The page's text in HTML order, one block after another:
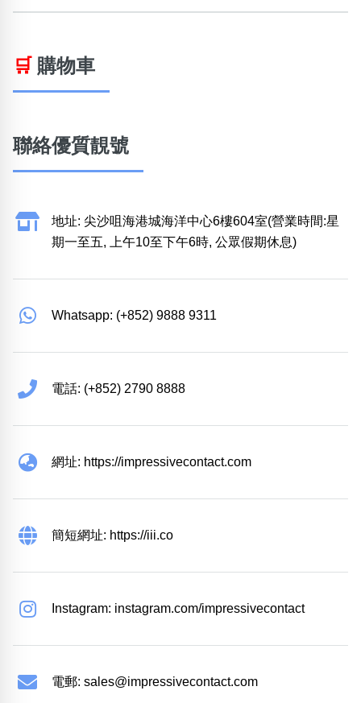
🛒 購物車
聯絡優質靚號
地址: 尖沙咀海港城海洋中心6樓604室(營業時間:星
期一至五, 上午10至下午6時, 公眾假期休息)
Whatsapp: (+852) 9888 9311
電話: (+852) 2790 8888
網址: https://impressivecontact.com
簡短網址: https://iii.co
Instagram: instagram.com/impressivecontact
電郵: sales@impressivecontact.com